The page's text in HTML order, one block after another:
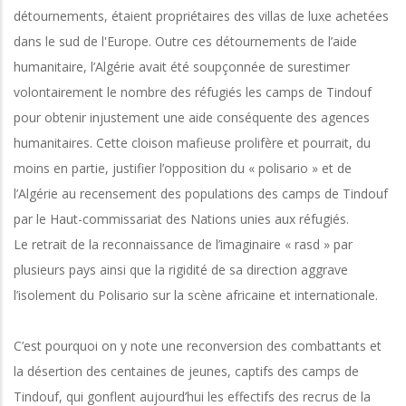
détournements, étaient propriétaires des villas de luxe achetées
dans le sud de l'Europe. Outre ces détournements de l’aide
humanitaire, l’Algérie avait été soupçonnée de surestimer
volontairement le nombre des réfugiés les camps de Tindouf
pour obtenir injustement une aide conséquente des agences
humanitaires. Cette cloison mafieuse prolifère et pourrait, du
moins en partie, justifier l’opposition du « polisario » et de
l’Algérie au recensement des populations des camps de Tindouf
par le Haut-commissariat des Nations unies aux réfugiés.
Le retrait de la reconnaissance de l’imaginaire « rasd » par
plusieurs pays ainsi que la rigidité de sa direction aggrave
l’isolement du Polisario sur la scène africaine et internationale.
C’est pourquoi on y note une reconversion des combattants et
la désertion des centaines de jeunes, captifs des camps de
Tindouf, qui gonflent aujourd’hui les effectifs des recrus de la